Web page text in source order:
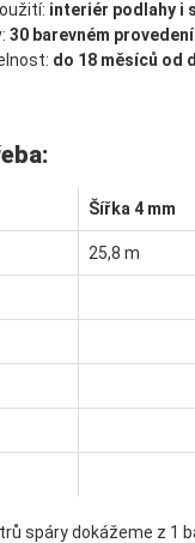
interiér podlahy i
30 barevném provedení.
do 18 měsíců od
Šířka 4 mm
25,8 m
spáry dokážeme z 1